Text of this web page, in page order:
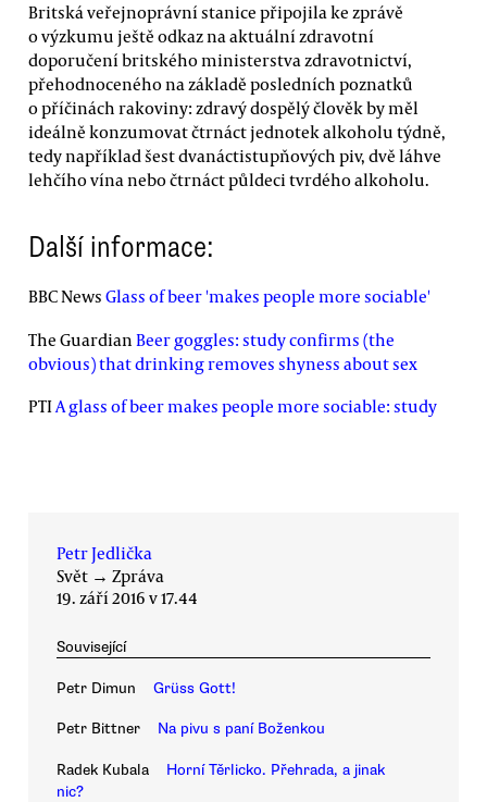
Britská veřejnoprávní stanice připojila ke zprávě
o výzkumu ještě odkaz na aktuální zdravotní
doporučení britského ministerstva zdravotnictví,
přehodnoceného na základě posledních poznatků
o příčinách rakoviny: zdravý dospělý člověk by měl
ideálně konzumovat čtrnáct jednotek alkoholu týdně,
tedy například šest dvanáctistupňových piv, dvě láhve
lehčího vína nebo čtrnáct půldeci tvrdého alkoholu.
Další informace:
BBC News Glass of beer 'makes people more sociable'
The Guardian Beer goggles: study confirms (the
obvious) that drinking removes shyness about sex
PTIA glass of beer makes people more sociable: study
Petr Jedlička
Svět → Zpráva
19. září 2016 v 17.44
Související
Petr Dimun Grüss Gott!
Petr Bittner Na pivu s paní Boženkou
Radek Kubala
Horní Těrlicko. Přehrada, a jinak
nic?